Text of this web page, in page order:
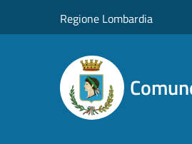
Regione Lombardia